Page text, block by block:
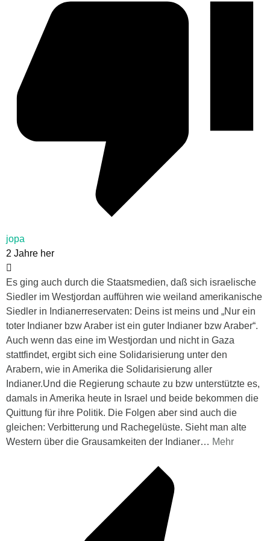
jopa
2 Jahre her
Es ging auch durch die Staatsmedien, daß sich israelische
Siedler im Westjordan aufführen wie weiland amerikanische
Siedler in Indianerreservaten: Deins ist meins und „Nur ein
toter Indianer bzw Araber ist ein guter Indianer bzw Araber“.
Auch wenn das eine im Westjordan und nicht in Gaza
stattfindet, ergibt sich eine Solidarisierung unter den
Arabern, wie in Amerika die Solidarisierung aller
Indianer.Und die Regierung schaute zu bzw unterstützte es,
damals in Amerika heute in Israel und beide bekommen die
Quittung für ihre Politik. Die Folgen aber sind auch die
gleichen: Verbitterung und Rachegelüste. Sieht man alte
Western über die Grausamkeiten der Indianer… Mehr